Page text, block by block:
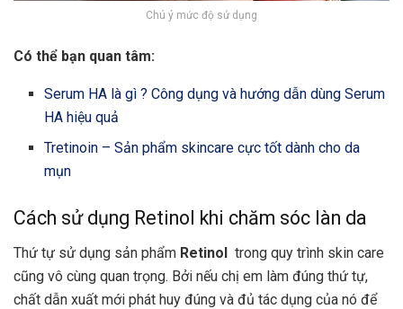
Chú ý mức độ sử dụng
Có thể bạn quan tâm:
Serum HA là gì ? Công dụng và hướng dẫn dùng Serum
HA hiệu quả
Tretinoin – Sản phẩm skincare cực tốt dành cho da
mụn
Cách sử dụng Retinol khi chăm sóc làn da
Thứ tự sử dụng sản phẩm Retinol trong quy trình skin care
cũng vô cùng quan trọng. Bởi nếu chị em làm đúng thứ tự,
chất dẫn xuất mới phát huy đúng và đủ tác dụng của nó để